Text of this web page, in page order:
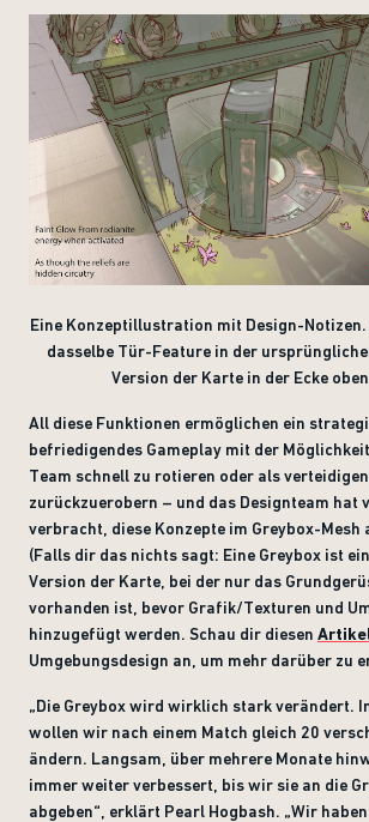
Eine Konzeptillustration mit Design-Notizen.
dasselbe Tür-Feature in der
Version der Karte in der Ecke
All diese Funktionen ermöglichen ein
befriedigendes Gameplay mit der
Team schnell zu rotieren oder als
zurückzuerobern – und das Designteam hat
verbracht, diese Konzepte im Greybox-Mesh
(Falls dir das nichts sagt: Eine Greybox ist
Version der Karte, bei der nur das
vorhanden ist, bevor Grafik/Texturen und
hinzugefügt werden. Schau dir diesen
Umgebungsdesign an, um mehr darüber zu
„Die Greybox wird wirklich stark verändert.
wollen wir nach einem Match gleich 20
ändern. Langsam, über mehrere Monate
immer weiter verbessert, bis wir sie an die
abgeben“, erklärt Pearl Hogbash. „Wir